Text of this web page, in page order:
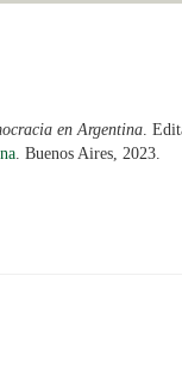
en Argentina.
. Buenos Aires, 2023.